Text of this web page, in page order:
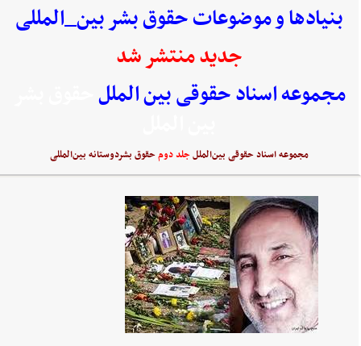
بنیادها و موضوعات حقوق بشر بین_المللی
جدید منتشر شد
مجموعه اسناد حقوقی بین الملل
مجموعه اسناد حقوقی بین‌المللجلد دومحقوق بشردوستانه بین‌المللی